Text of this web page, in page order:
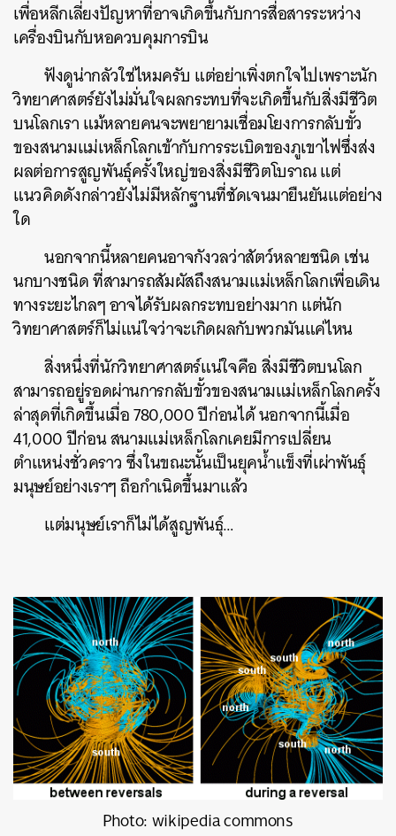
เพื่อหลีกเลี่ยงปัญหาที่อาจเกิดขึ้นกับการสื่อสารระหว่าง
เครื่องบินกับหอควบคุมการบิน
ฟังดูน่ากลัวใช่ไหมครับ แต่อย่าเพิ่งตกใจไปเพราะนัก
วิทยาศาสตร์ยังไม่มั่นใจผลกระทบที่จะเกิดขึ้นกับสิ่งมีชีวิต
บนโลกเรา แม้หลายคนจะพยายามเชื่อมโยงการกลับขั้ว
ของสนามแม่เหล็กโลกเข้ากับการระเบิดของภูเขาไฟซึ่งส่ง
ผลต่อการสูญพันธุ์ครั้งใหญ่ของสิ่งมีชีวิตโบราณ แต่
แนวคิดดังกล่าวยังไม่มีหลักฐานที่ชัดเจนมายืนยันแต่อย่าง
ใด
นอกจากนี้หลายคนอาจกังวลว่าสัตว์หลายชนิด เช่น
นกบางชนิด ที่สามารถสัมผัสถึงสนามแม่เหล็กโลกเพื่อเดิน
ทางระยะไกลๆ อาจได้รับผลกระทบอย่างมาก แต่นัก
วิทยาศาสตร์ก็ไม่แน่ใจว่าจะเกิดผลกับพวกมันแค่ไหน
สิ่งหนึ่งที่นักวิทยาศาสตร์แน่ใจคือ สิ่งมีชีวิตบนโลก
สามารถอยู่รอดผ่านการกลับขั้วของสนามแม่เหล็กโลกครั้ง
ล่าสุดที่เกิดขึ้นเมื่อ 780,000 ปีก่อนได้ นอกจากนี้เมื่อ
41,000 ปีก่อน สนามแม่เหล็กโลกเคยมีการเปลี่ยน
ตำแหน่งชั่วคราว ซึ่งในขณะนั้นเป็นยุคน้ำแข็งที่เผ่าพันธุ์
มนุษย์อย่างเราๆ ถือกำเนิดขึ้นมาแล้ว
แต่มนุษย์เราก็ไม่ได้สูญพันธุ์…
Photo: wikipedia commons
ค้นหา
SHARE TWEET LINE EMAIL